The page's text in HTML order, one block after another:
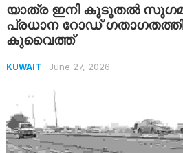
യാത്ര ഇനി കൂടുതൽ സുഗമം;
പ്രധാന റോഡ്
കുവൈത്ത്
KUWAIT June 27, 2026